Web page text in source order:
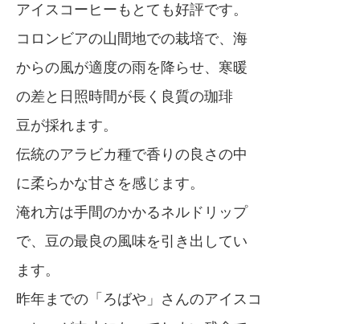
アイスコーヒーもとても好評です。
コロンビアの山間地での栽培で、海
からの風が適度の雨を降らせ、寒暖
の差と日照時間が長く良質の珈琲
豆が採れます。
伝統のアラビカ種で香りの良さの中
に柔らかな甘さを感じます。
淹れ方は手間のかかるネルドリップ
で、豆の最良の風味を引き出してい
ます。
昨年までの「ろばや」さんのアイスコ